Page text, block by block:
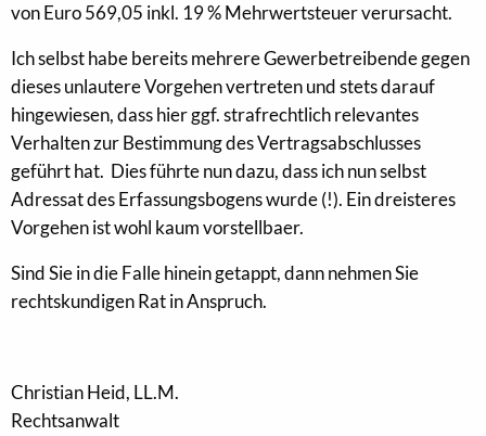
von Euro 569,05 inkl. 19 % Mehrwertsteuer verursacht.
Ich selbst habe bereits mehrere Gewerbetreibende gegen
dieses unlautere Vorgehen vertreten und stets darauf
hingewiesen, dass hier ggf. strafrechtlich relevantes
Verhalten zur Bestimmung des Vertragsabschlusses
geführt hat. Dies führte nun dazu, dass ich nun selbst
Adressat des Erfassungsbogens wurde (!). Ein dreisteres
Vorgehen ist wohl kaum vorstellbaer.
Sind Sie in die Falle hinein getappt, dann nehmen Sie
rechtskundigen Rat in Anspruch.
Christian Heid, LL.M.
Rechtsanwalt